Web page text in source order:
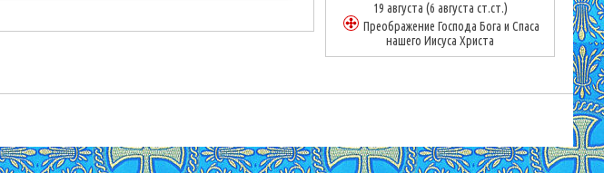
19 августа (6 августа ст.ст.)
Преображение Господа Бога и Спаса
нашего Иисуса Христа